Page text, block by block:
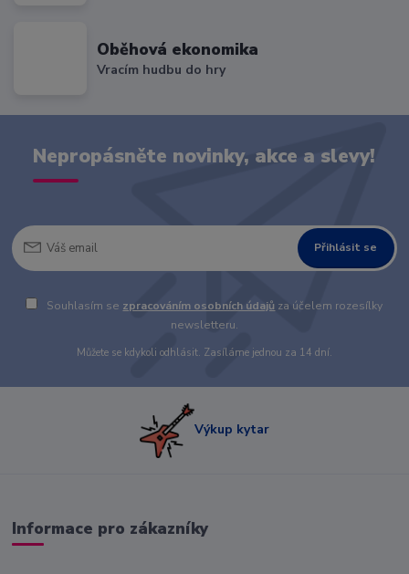
Oběhová ekonomika
Vracím hudbu do hry
Nepropásněte novinky, akce a slevy!
Přihlásit se
Souhlasím se zpracováním osobních údajů za účelem rozesílky
newsletteru.
Můžete se kdykoli odhlásit. Zasíláme jednou za 14 dní.
Výkup kytar
Informace pro zákazníky